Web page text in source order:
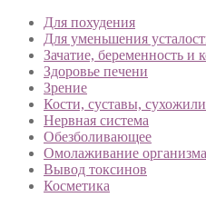
Для похудения
Для уменьшения
Зачатие, беременность и
Здоровье печени
Зрение
Кости, суставы,
Нервная система
Обезболивающее
Омолаживание организма
Вывод токсинов
Косметика